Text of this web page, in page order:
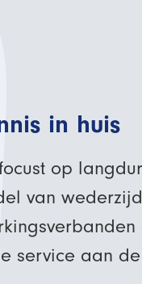
in huis
op
van
service aan